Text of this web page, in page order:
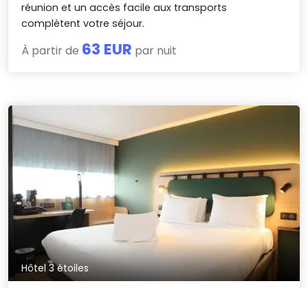
réunion et un accès facile aux transports
complètent votre séjour.
À partir de 63 EUR par nuit
Hôtel 3 étoiles